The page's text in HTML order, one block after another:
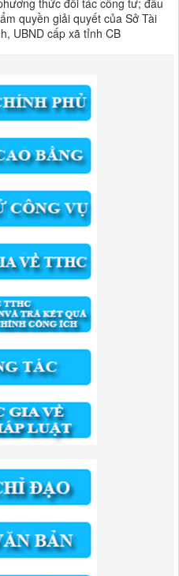
sung Kế hoạch vốn đầu tư
mục thủ tục HC được sửa đổi,bổ
giải quyết TTHC trong lĩnh vực
quyền,phân cấp,phân định
của Ban QLKKT
trình nội bộ giải quyết thủ tục
nghiệp, khu kinh tế thuộc thẩm
kinh tế tỉnh Cao Bằng
bổ sung Kế hoạch vốn đầu tư
Việt Nam thuộc thẩm quyền giải
tỉnh Cao Bằng
thủ tục hành chính mới ban
khu kinh tế thuộc thẩm quyền
tế tỉnh Cao Bằng